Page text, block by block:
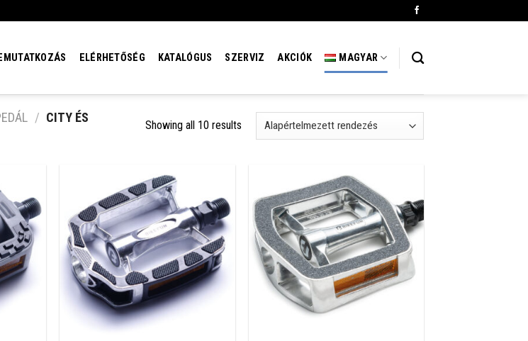
ELÉRHETŐSÉG KATALÓGUS SZERVIZ AKCIÓK MAGYAR
/ CITY ÉS
Showing all 10 results